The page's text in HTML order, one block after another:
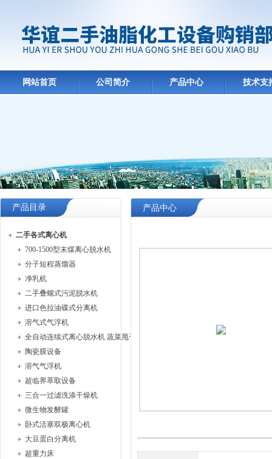
网站首页 公司简介 产品中心 技术支
产品目录
二手各式离心机
700-1500型末煤离心脱水机
分子短程蒸馏器
净乳机
二手叠螺式污泥脱水机
进口色拉油碟式分离机
溶气式气浮机
全自动连续式离心脱水机 蔬菜甩干机
陶瓷膜设备
溶气气浮机
超临界萃取设备
三合一过滤洗涤干燥机
微生物发酵罐
卧式活塞双极离心机
大豆蛋白分离机
超重力床
产品中心